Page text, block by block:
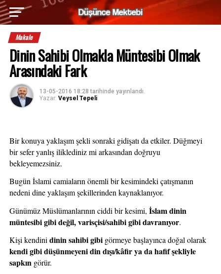
Makale
Dinin Sahibi Olmakla Müntesibi Olmak
Arasındaki Fark
13-05-2016 18:28 tarihinde yayınlandı.
Yazar: Veysel Tepeli
Bir konuya yaklaşım şekli sonraki gidişatı da etkiler. Düğmeyi
bir sefer yanlış iliklediniz mi arkasından doğruyu
bekleyemezsiniz.
Bugün İslami camiaların önemli bir kesimindeki çatışmanın
nedeni dine yaklaşım şekillerinden kaynaklanıyor.
Günümüz Müslümanlarının ciddi bir kesimi, İslam dinin
müntesibi gibi değil, varisçisi/sahibi gibi davranıyor.
Kişi kendini dinin sahibi gibi görmeye başlayınca doğal olarak
kendi gibi düşünmeyeni din dışı/kâfir ya da hafif şekliyle
sapkın görür.